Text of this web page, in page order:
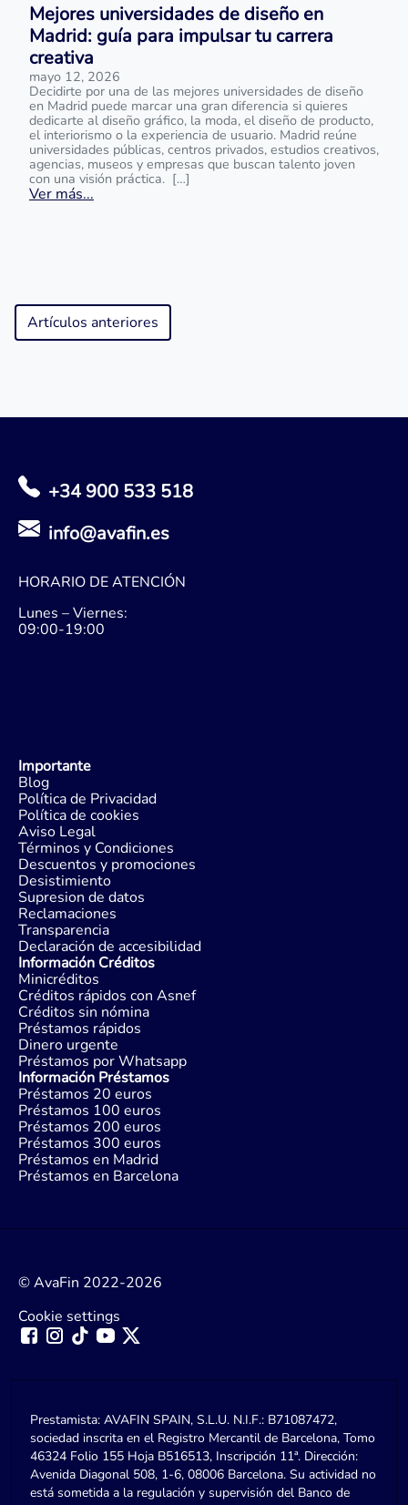
Mejores universidades de diseño en
Madrid: guía para impulsar tu carrera
creativa
mayo 12, 2026
Decidirte por una de las mejores universidades de diseño
en Madrid puede marcar una gran diferencia si quieres
dedicarte al diseño gráfico, la moda, el diseño de producto,
el interiorismo o la experiencia de usuario. Madrid reúne
universidades públicas, centros privados, estudios creativos,
agencias, museos y empresas que buscan talento joven
con una visión práctica. […]
Ver más...
Artículos anteriores
+34 900 533 518
info@avafin.es
HORARIO DE ATENCIÓN
Lunes – Viernes:
09:00-19:00
Importante
Blog
Política de Privacidad
Política de cookies
Aviso Legal
Términos y Condiciones
Descuentos y promociones
Desistimiento
Supresion de datos
Reclamaciones
Transparencia
Declaración de accesibilidad
Información Créditos
Minicréditos
Créditos rápidos con Asnef
Créditos sin nómina
Préstamos rápidos
Dinero urgente
Préstamos por Whatsapp
Información Préstamos
Préstamos 20 euros
Préstamos 100 euros
Préstamos 200 euros
Préstamos 300 euros
Préstamos en Madrid
Préstamos en Barcelona
© AvaFin 2022-2026
Cookie settings
Prestamista: AVAFIN SPAIN, S.L.U. N.I.F.: B71087472,
sociedad inscrita en el Registro Mercantil de Barcelona, Tomo
46324 Folio 155 Hoja B516513, Inscripción 11ª. Dirección:
Avenida Diagonal 508, 1-6, 08006 Barcelona. Su actividad no
está sometida a la regulación y supervisión del Banco de